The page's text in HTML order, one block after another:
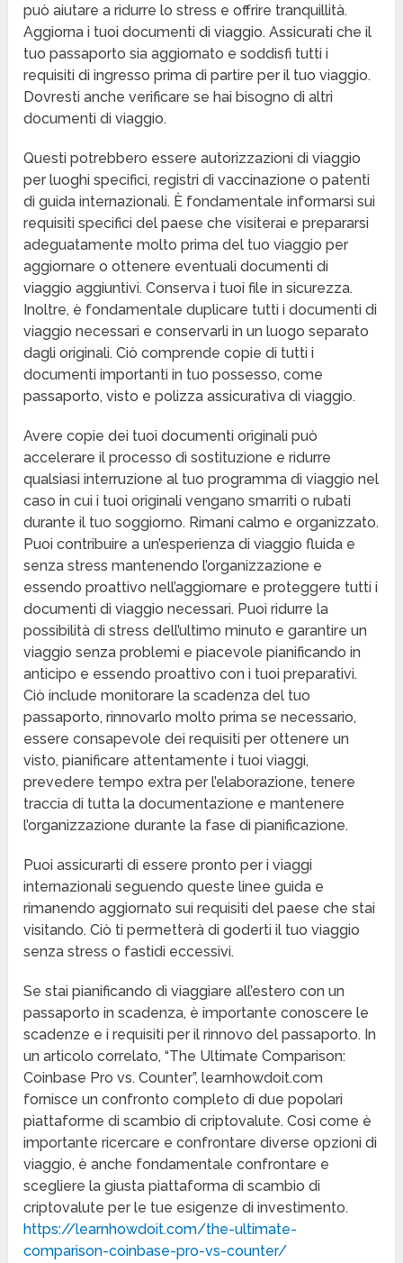
può aiutare a ridurre lo stress e offrire tranquillità.
Aggiorna i tuoi documenti di viaggio. Assicurati che il
tuo passaporto sia aggiornato e soddisfi tutti i
requisiti di ingresso prima di partire per il tuo viaggio.
Dovresti anche verificare se hai bisogno di altri
documenti di viaggio.
Questi potrebbero essere autorizzazioni di viaggio
per luoghi specifici, registri di vaccinazione o patenti
di guida internazionali. È fondamentale informarsi sui
requisiti specifici del paese che visiterai e prepararsi
adeguatamente molto prima del tuo viaggio per
aggiornare o ottenere eventuali documenti di
viaggio aggiuntivi. Conserva i tuoi file in sicurezza.
Inoltre, è fondamentale duplicare tutti i documenti di
viaggio necessari e conservarli in un luogo separato
dagli originali. Ciò comprende copie di tutti i
documenti importanti in tuo possesso, come
passaporto, visto e polizza assicurativa di viaggio.
Avere copie dei tuoi documenti originali può
accelerare il processo di sostituzione e ridurre
qualsiasi interruzione al tuo programma di viaggio nel
caso in cui i tuoi originali vengano smarriti o rubati
durante il tuo soggiorno. Rimani calmo e organizzato.
Puoi contribuire a un’esperienza di viaggio fluida e
senza stress mantenendo l’organizzazione e
essendo proattivo nell’aggiornare e proteggere tutti i
documenti di viaggio necessari. Puoi ridurre la
possibilità di stress dell’ultimo minuto e garantire un
viaggio senza problemi e piacevole pianificando in
anticipo e essendo proattivo con i tuoi preparativi.
Ciò include monitorare la scadenza del tuo
passaporto, rinnovarlo molto prima se necessario,
essere consapevole dei requisiti per ottenere un
visto, pianificare attentamente i tuoi viaggi,
prevedere tempo extra per l’elaborazione, tenere
traccia di tutta la documentazione e mantenere
l’organizzazione durante la fase di pianificazione.
Puoi assicurarti di essere pronto per i viaggi
internazionali seguendo queste linee guida e
rimanendo aggiornato sui requisiti del paese che stai
visitando. Ciò ti permetterà di goderti il tuo viaggio
senza stress o fastidi eccessivi.
Se stai pianificando di viaggiare all’estero con un
passaporto in scadenza, è importante conoscere le
scadenze e i requisiti per il rinnovo del passaporto. In
un articolo correlato, “The Ultimate Comparison:
Coinbase Pro vs. Counter”, learnhowdoit.com
fornisce un confronto completo di due popolari
piattaforme di scambio di criptovalute. Così come è
importante ricercare e confrontare diverse opzioni di
viaggio, è anche fondamentale confrontare e
scegliere la giusta piattaforma di scambio di
criptovalute per le tue esigenze di investimento.
https://learnhowdoit.com/the-ultimate-
comparison-coinbase-pro-vs-counter/